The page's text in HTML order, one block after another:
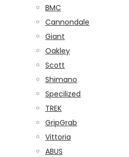
BMC
Cannondale
Giant
Oakley
Scott
Shimano
Specilized
TREK
GripGrab
Vittoria
ABUS